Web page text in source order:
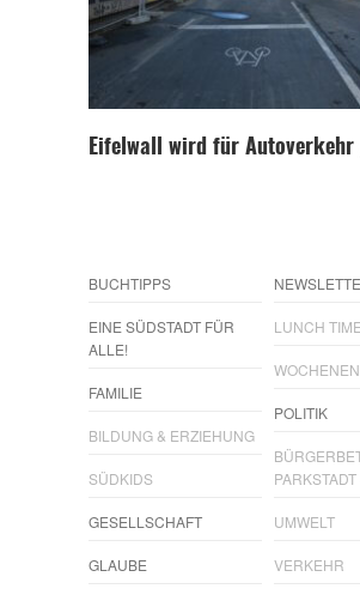
Eifelwall wird für Autoverkehr
BUCHTIPPS
EINE SÜDSTADT FÜR
ALLE!
FAMILIE
BILDUNG & ERZIEHUNG
SÜDKIDS
GESELLSCHAFT
GLAUBE
LUNCH TIME
POLITIK
UMWELT
VERKEHR